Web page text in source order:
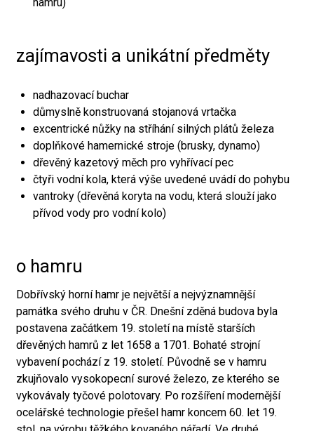
zajímavosti a unikátní předměty
nadhazovací buchar
důmyslně konstruovaná stojanová vrtačka
excentrické nůžky na stříhání silných plátů železa
doplňkové hamernické stroje (brusky, dynamo)
dřevěný kazetový měch pro vyhřívací pec
čtyři vodní kola, která výše uvedené uvádí do pohybu
vantroky (dřevěná koryta na vodu, která slouží jako
přívod vody pro vodní kolo)
o hamru
Dobřívský horní hamr je největší a nejvýznamnější
památka svého druhu v ČR. Dnešní zděná budova byla
postavena začátkem 19. století na místě starších
dřevěných hamrů z let 1658 a 1701. Bohaté strojní
vybavení pochází z 19. století. Původně se v hamru
zkujňovalo vysokopecní surové železo, ze kterého se
vykovávaly tyčové polotovary. Po rozšíření modernější
ocelářské technologie přešel hamr koncem 60. let 19.